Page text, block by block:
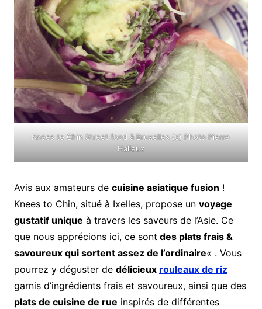
Knees to Chin Street food à Bruxelles (c) Photo Pierre
Halleux
Avis aux amateurs de cuisine asiatique fusion !
Knees to Chin, situé à Ixelles, propose un voyage
gustatif unique à travers les saveurs de l’Asie. Ce
que nous apprécions ici, ce sont des plats frais &
savoureux qui sortent assez de l’ordinaire« . Vous
pourrez y déguster de délicieux rouleaux de riz
garnis d’ingrédients frais et savoureux, ainsi que des
plats de cuisine de rue inspirés de différentes